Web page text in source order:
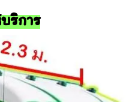
ริการ